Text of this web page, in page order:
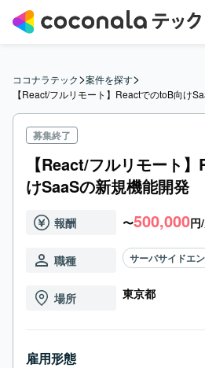
ココナラテック>案件を探す>
【React/フルリモート】ReactでのtoB向け
募集終了
【React/フルリモート
けSaaSの新規機能開発
報酬 〜500,000円
職種 サーバサイドエ
場所 東京都
雇用形態